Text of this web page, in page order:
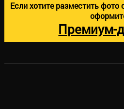
Если хотите разместить фото
Премиум-